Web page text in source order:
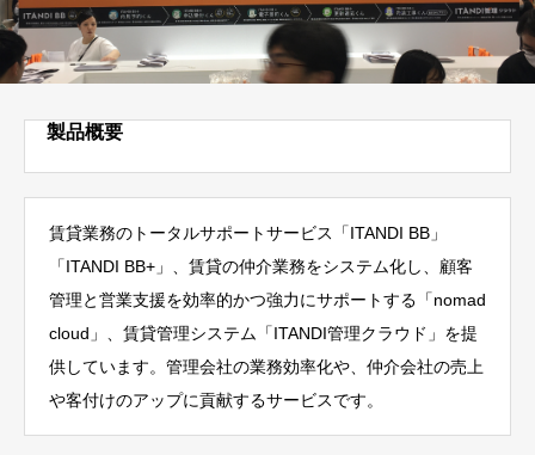
製品概要
賃貸業務のトータルサポートサービス「ITANDI BB」
「ITANDI BB+」、賃貸の仲介業務をシステム化し、顧客
管理と営業支援を効率的かつ強力にサポートする「nomad
cloud」、賃貸管理システム「ITANDI管理クラウド」を提
供しています。管理会社の業務効率化や、仲介会社の売上
や客付けのアップに貢献するサービスです。